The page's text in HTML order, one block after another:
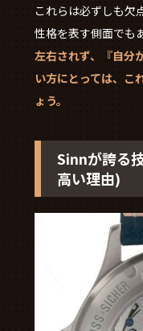
これらは必ずしも欠
性格を表す側面でも
左右されず、『自分
い方にとっては、こ
ょう。
Sinnが誇る
高い理由)